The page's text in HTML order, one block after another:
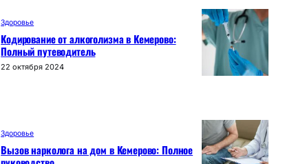
Здоровье
Кодирование от алкоголизма в Кемерово:
Полный путеводитель
22 октября 2024
Здоровье
Вызов нарколога на дом в Кемерово: Полное